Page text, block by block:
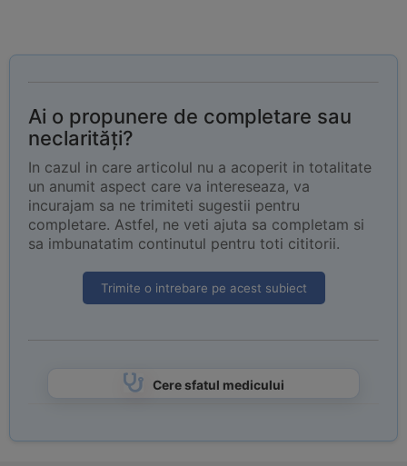
Ai o propunere de completare sau
neclarități?
In cazul in care articolul nu a acoperit in totalitate
un anumit aspect care va intereseaza, va
incurajam sa ne trimiteti sugestii pentru
completare. Astfel, ne veti ajuta sa completam si
sa imbunatatim continutul pentru toti cititorii.
Trimite o intrebare pe acest subiect
Cere sfatul medicului